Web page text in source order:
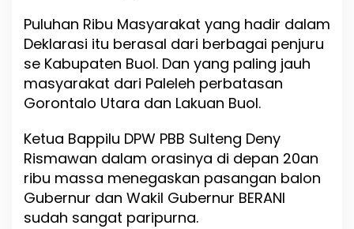
a
n
E
R
A
I
Puluhan Ribu Masyarakat yang hadir dalam
Deklarasi itu berasal dari berbagai penjuru
se Kabupaten Buol. Dan yang paling jauh
masyarakat dari Paleleh perbatasan
Gorontalo Utara dan Lakuan Buol.
Ketua Bappilu DPW PBB Sulteng Deny
Rismawan dalam orasinya di depan 20an
ribu massa menegaskan pasangan balon
Gubernur dan Wakil Gubernur BERANI
sudah sangat paripurna.